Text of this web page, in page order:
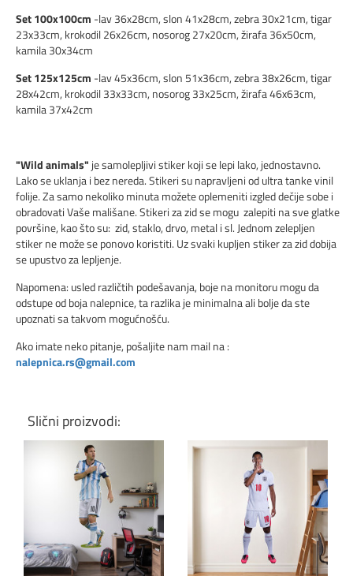
Set 100x100cm -lav 36x28cm, slon 41x28cm, zebra 30x21cm, tigar
23x33cm, krokodil 26x26cm, nosorog 27x20cm, žirafa 36x50cm,
kamila 30x34cm
Set 125x125cm -lav 45x36cm, slon 51x36cm, zebra 38x26cm, tigar
28x42cm, krokodil 33x33cm, nosorog 33x25cm, žirafa 46x63cm,
kamila 37x42cm
"Wild animals" je samolepljivi stiker koji se lepi lako, jednostavno.
Lako se uklanja i bez nereda. Stikeri su napravljeni od ultra tanke vinil
folije. Za samo nekoliko minuta možete oplemeniti izgled dečije sobe i
obradovati Vaše mališane. Stikeri za zid se mogu zalepiti na sve glatke
površine, kao što su: zid, staklo, drvo, metal i sl. Jednom zelepljen
stiker ne može se ponovo koristiti. Uz svaki kupljen stiker za zid dobija
se upustvo za lepljenje.
Napomena: usled različtih podešavanja, boje na monitoru mogu da
odstupe od boja nalepnice, ta razlika je minimalna ali bolje da ste
upoznati sa takvom mogućnošću.
Ako imate neko pitanje, pošaljite nam mail na :
nalepnica.rs@gmail.com
Slični proizvodi:
Klikni za detalje Klikni za detalje